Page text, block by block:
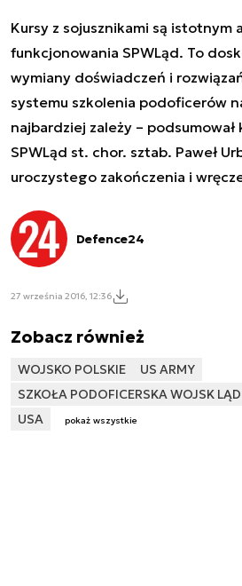
Kursy z sojusznikami są istotnym
funkcjonowania SPWLąd. To
wymiany doświadczeń i
systemu szkolenia podoficerów
najbardziej zależy –
SPWLąd st. chor. sztab. Paweł
uroczystego zakończenia i
Defence24
27 września 2016, 12:36
Zobacz również
WOJSKO POLSKIE
US ARMY
SZKOŁA PODOFICERSKA WOJSK
USA
pokaż wszystkie